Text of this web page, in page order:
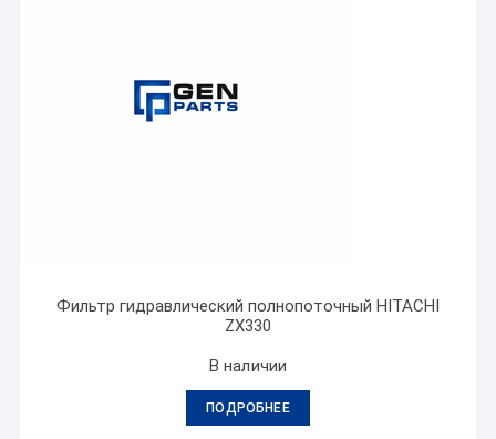
Фильтр гидравлический полнопоточный HITACHI
ZX330
В наличии
ПОДРОБНЕЕ